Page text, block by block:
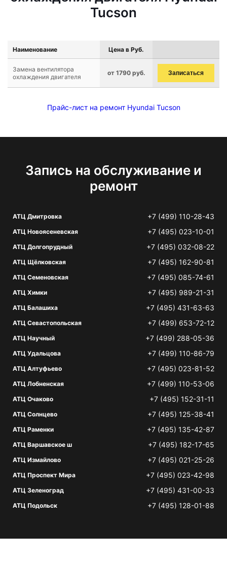
Tucson
Наименование Цена в Руб.
Замена вентилятора
охлаждения двигателя
от 1790 руб. Записаться
Прайс-лист на ремонт Hyundai Tucson
Запись на обслуживание и
ремонт
АТЦ Дмитровка +7 (499) 110-28-43
АТЦ Новоясеневская +7 (495) 023-10-01
АТЦ Долгопрудный +7 (495) 032-08-22
АТЦ Щёлковская +7 (495) 162-90-81
АТЦ Семеновская +7 (495) 085-74-61
АТЦ Химки +7 (495) 989-21-31
АТЦ Балашиха +7 (495) 431-63-63
АТЦ Севастопольская +7 (499) 653-72-12
АТЦ Научный +7 (499) 288-05-36
АТЦ Удальцова +7 (499) 110-86-79
АТЦ Алтуфьево +7 (495) 023-81-52
АТЦ Лобненская +7 (499) 110-53-06
АТЦ Очаково +7 (495) 152-31-11
АТЦ Солнцево +7 (495) 125-38-41
АТЦ Раменки +7 (495) 135-42-87
АТЦ Варшавское ш +7 (495) 182-17-65
АТЦ Измайлово +7 (495) 021-25-26
АТЦ Проспект Мира +7 (495) 023-42-98
АТЦ Зеленоград +7 (495) 431-00-33
АТЦ Подольск +7 (495) 128-01-88